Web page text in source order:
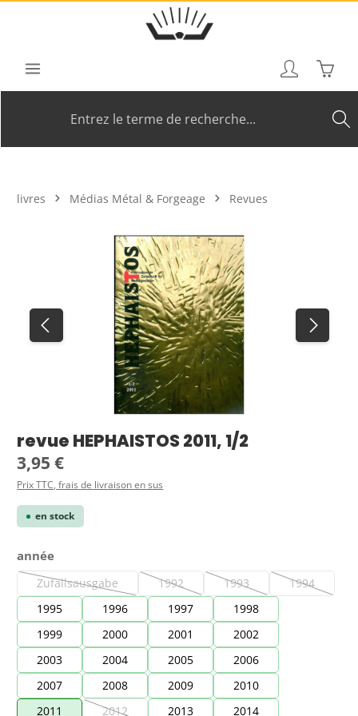
Passer au contenu principal
Le
livres Médias Métal & Forgeage Revues
Ignorer la galerie d'images
revue HEPHAISTOS 2011, 1/2
Prix régulier :
3,95 €
Prix TTC, frais de livraison en sus
en stock
Sélectionnez
année
Zufallsausgabe
(Cette option n'est pas disponible pour le moment.)
1992
(Cette option n'est pas disponible pour le
1993
(Cette option n'est pas
1994
(Cette
1995 1996 1997
1998
1999
2000 2001
2002
2003
2004 2005
2006
2007
2008 2009
2010
2011
2012 2013
2014